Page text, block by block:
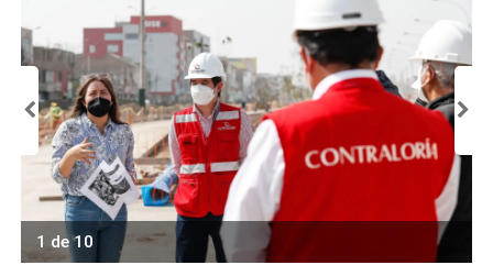
1 de 10